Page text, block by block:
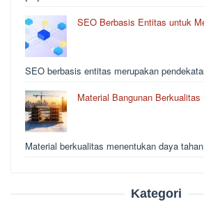
SEO Berbasis Entitas untuk
SEO berbasis entitas merupakan
Material Bangunan
Material berkualitas menentukan daya
Kategori